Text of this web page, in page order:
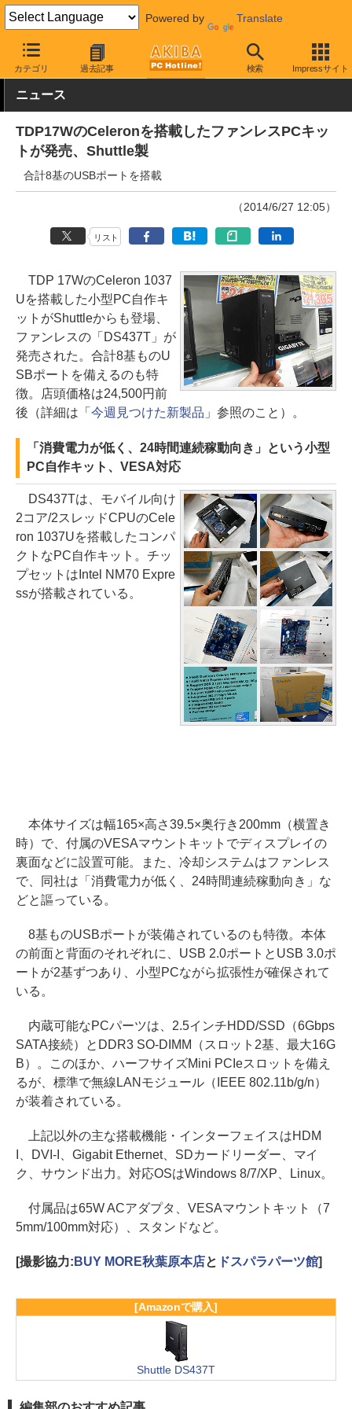
Powered by Translate
カテゴリ 過去記事 検索 Impressサイト
AKIBA PC Hotline! PCパーツ ベアボーン Shuttle
ニュース
TDP17WのCeleronを搭載したファンレスPCキッ
トが発売、Shuttle製
合計8基のUSBポートを搭載
（2014/6/27 12:05）
リスト
TDP 17WのCeleron 1037
Uを搭載した小型PC自作キ
ットがShuttleからも登場、
ファンレスの「DS437T」が
発売された。合計8基ものU
SBポートを備えるのも特
徴。店頭価格は24,500円前
後（詳細は「 今週見つけた新製品 」参照のこと）。
「消費電力が低く、24時間連続稼動向き」という小型
PC自作キット、VESA対応
DS437Tは、モバイル向け
2コア/2スレッドCPUのCele
ron 1037Uを搭載したコンパ
クトなPC自作キット。チッ
プセットはIntel NM70 Expre
ssが搭載されている。
本体サイズは幅165×高さ39.5×奥行き200mm（横置き
時）で、付属のVESAマウントキットでディスプレイの
裏面などに設置可能。また、冷却システムはファンレス
で、同社は「消費電力が低く、24時間連続稼動向き」な
どと謳っている。
8基ものUSBポートが装備されているのも特徴。本体
の前面と背面のそれぞれに、USB 2.0ポートとUSB 3.0ポ
ートが2基ずつあり、小型PCながら拡張性が確保されて
いる。
内蔵可能なPCパーツは、2.5インチHDD/SSD（6Gbps
SATA接続）とDDR3 SO-DIMM（スロット2基、最大16G
B）。このほか、ハーフサイズMini PCIeスロットを備え
るが、標準で無線LANモジュール（IEEE 802.11b/g/n）
が装着されている。
上記以外の主な搭載機能・インターフェイスはHDM
I、DVI-I、Gigabit Ethernet、SDカードリーダー、マイ
ク、サウンド出力。対応OSはWindows 8/7/XP、Linux。
付属品は65W ACアダプタ、VESAマウントキット（7
5mm/100mm対応）、スタンドなど。
[撮影協力: BUY MORE秋葉原本店と ドスパラパーツ館]
[Amazonで購入]
Shuttle DS437T